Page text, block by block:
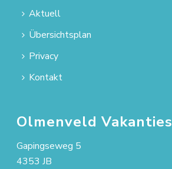
Aktuell
Übersichtsplan
Privacy
Kontakt
Olmenveld Vakanties
Gapingseweg 5
4353 JB